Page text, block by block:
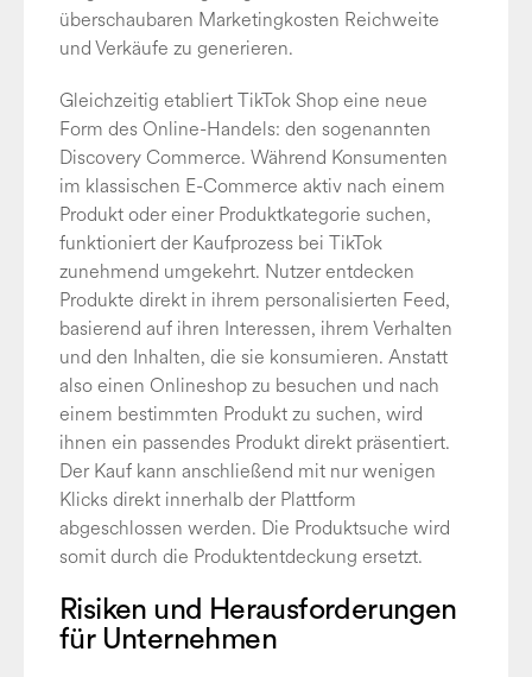
überschaubaren Marketingkosten Reichweite
und Verkäufe zu generieren.
Gleichzeitig etabliert TikTok Shop eine neue
Form des Online-Handels: den sogenannten
Discovery Commerce. Während Konsumenten
im klassischen E-Commerce aktiv nach einem
Produkt oder einer Produktkategorie suchen,
funktioniert der Kaufprozess bei TikTok
zunehmend umgekehrt. Nutzer entdecken
Produkte direkt in ihrem personalisierten Feed,
basierend auf ihren Interessen, ihrem Verhalten
und den Inhalten, die sie konsumieren. Anstatt
also einen Onlineshop zu besuchen und nach
einem bestimmten Produkt zu suchen, wird
ihnen ein passendes Produkt direkt präsentiert.
Der Kauf kann anschließend mit nur wenigen
Klicks direkt innerhalb der Plattform
abgeschlossen werden. Die Produktsuche wird
somit durch die Produktentdeckung ersetzt.
Risiken und Herausforderungen
für Unternehmen